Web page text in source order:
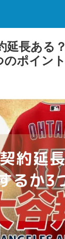
延長ある
ポイン